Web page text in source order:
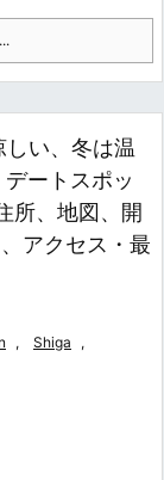
い、冬は温
ートスポッ
所、地図、開
アクセス・最
, Shiga ,